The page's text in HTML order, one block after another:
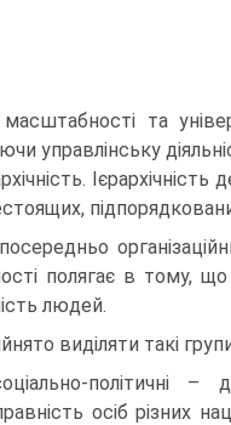
та
управлінську
полягає в тому,
людей.
виділяти такі
політичні –
осіб різних